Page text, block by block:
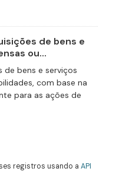
de bens e
ou...
de bens e serviços
com base na
para as ações de
registros usando a API